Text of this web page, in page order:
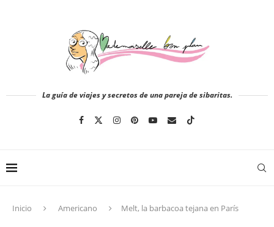
La guía de viajes y secretos de una pareja de sibaritas.
Inicio Americano Melt, la barbacoa tejana en París